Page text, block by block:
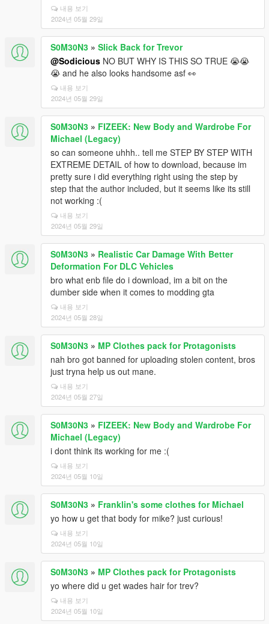
내용 보기
2024년 05월 29일
S0M30N3 » Slick Back for Trevor
@Sodicious NO BUT WHY IS THIS SO TRUE 😭😭
😭 and he also looks handsome asf 👀
내용 보기
2024년 05월 29일
S0M30N3 » FIZEEK: New Body and Wardrobe For
Michael (Legacy)
so can someone uhhh.. tell me STEP BY STEP WITH
EXTREME DETAIL of how to download, because im
pretty sure i did everything right using the step by
step that the author included, but it seems like its still
not working :(
내용 보기
2024년 05월 29일
S0M30N3 » Realistic Car Damage With Better
Deformation For DLC Vehicles
bro what enb file do i download, im a bit on the
dumber side when it comes to modding gta
내용 보기
2024년 05월 28일
S0M30N3 » MP Clothes pack for Protagonists
nah bro got banned for uploading stolen content, bros
just tryna help us out mane.
내용 보기
2024년 05월 27일
S0M30N3 » FIZEEK: New Body and Wardrobe For
Michael (Legacy)
i dont think its working for me :(
내용 보기
2024년 05월 10일
S0M30N3 » Franklin's some clothes for Michael
yo how u get that body for mike? just curious!
내용 보기
2024년 05월 10일
S0M30N3 » MP Clothes pack for Protagonists
yo where did u get wades hair for trev?
내용 보기
2024년 05월 10일